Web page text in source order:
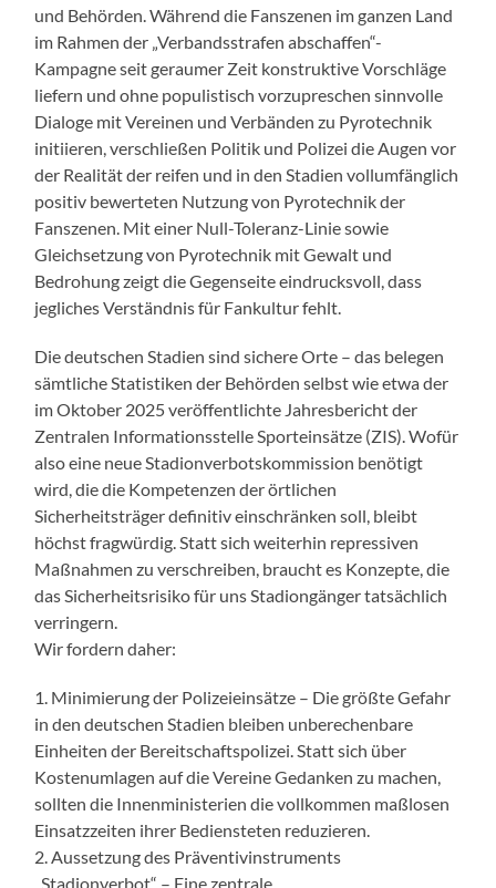
und Behörden. Während die Fanszenen im ganzen Land
im Rahmen der „Verbandsstrafen abschaffen“-
Kampagne seit geraumer Zeit konstruktive Vorschläge
liefern und ohne populistisch vorzupreschen sinnvolle
Dialoge mit Vereinen und Verbänden zu Pyrotechnik
initiieren, verschließen Politik und Polizei die Augen vor
der Realität der reifen und in den Stadien vollumfänglich
positiv bewerteten Nutzung von Pyrotechnik der
Fanszenen. Mit einer Null-Toleranz-Linie sowie
Gleichsetzung von Pyrotechnik mit Gewalt und
Bedrohung zeigt die Gegenseite eindrucksvoll, dass
jegliches Verständnis für Fankultur fehlt.
Die deutschen Stadien sind sichere Orte – das belegen
sämtliche Statistiken der Behörden selbst wie etwa der
im Oktober 2025 veröffentlichte Jahresbericht der
Zentralen Informationsstelle Sporteinsätze (ZIS). Wofür
also eine neue Stadionverbotskommission benötigt
wird, die die Kompetenzen der örtlichen
Sicherheitsträger definitiv einschränken soll, bleibt
höchst fragwürdig. Statt sich weiterhin repressiven
Maßnahmen zu verschreiben, braucht es Konzepte, die
das Sicherheitsrisiko für uns Stadiongänger tatsächlich
verringern.
Wir fordern daher:
1. Minimierung der Polizeieinsätze – Die größte Gefahr
in den deutschen Stadien bleiben unberechenbare
Einheiten der Bereitschaftspolizei. Statt sich über
Kostenumlagen auf die Vereine Gedanken zu machen,
sollten die Innenministerien die vollkommen maßlosen
Einsatzzeiten ihrer Bediensteten reduzieren.
2. Aussetzung des Präventivinstruments
„Stadionverbot“ – Eine zentrale